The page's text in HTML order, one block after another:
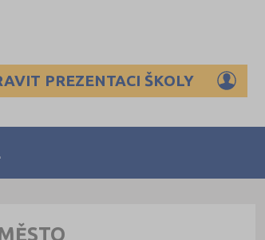
PREZENTACI ŠKOLY